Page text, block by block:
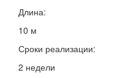
Длина:
10 м
Сроки реализации:
2 недели